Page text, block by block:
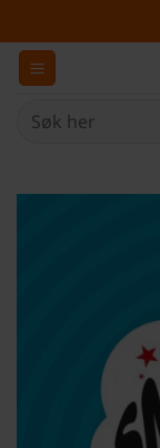
to
content
Søk